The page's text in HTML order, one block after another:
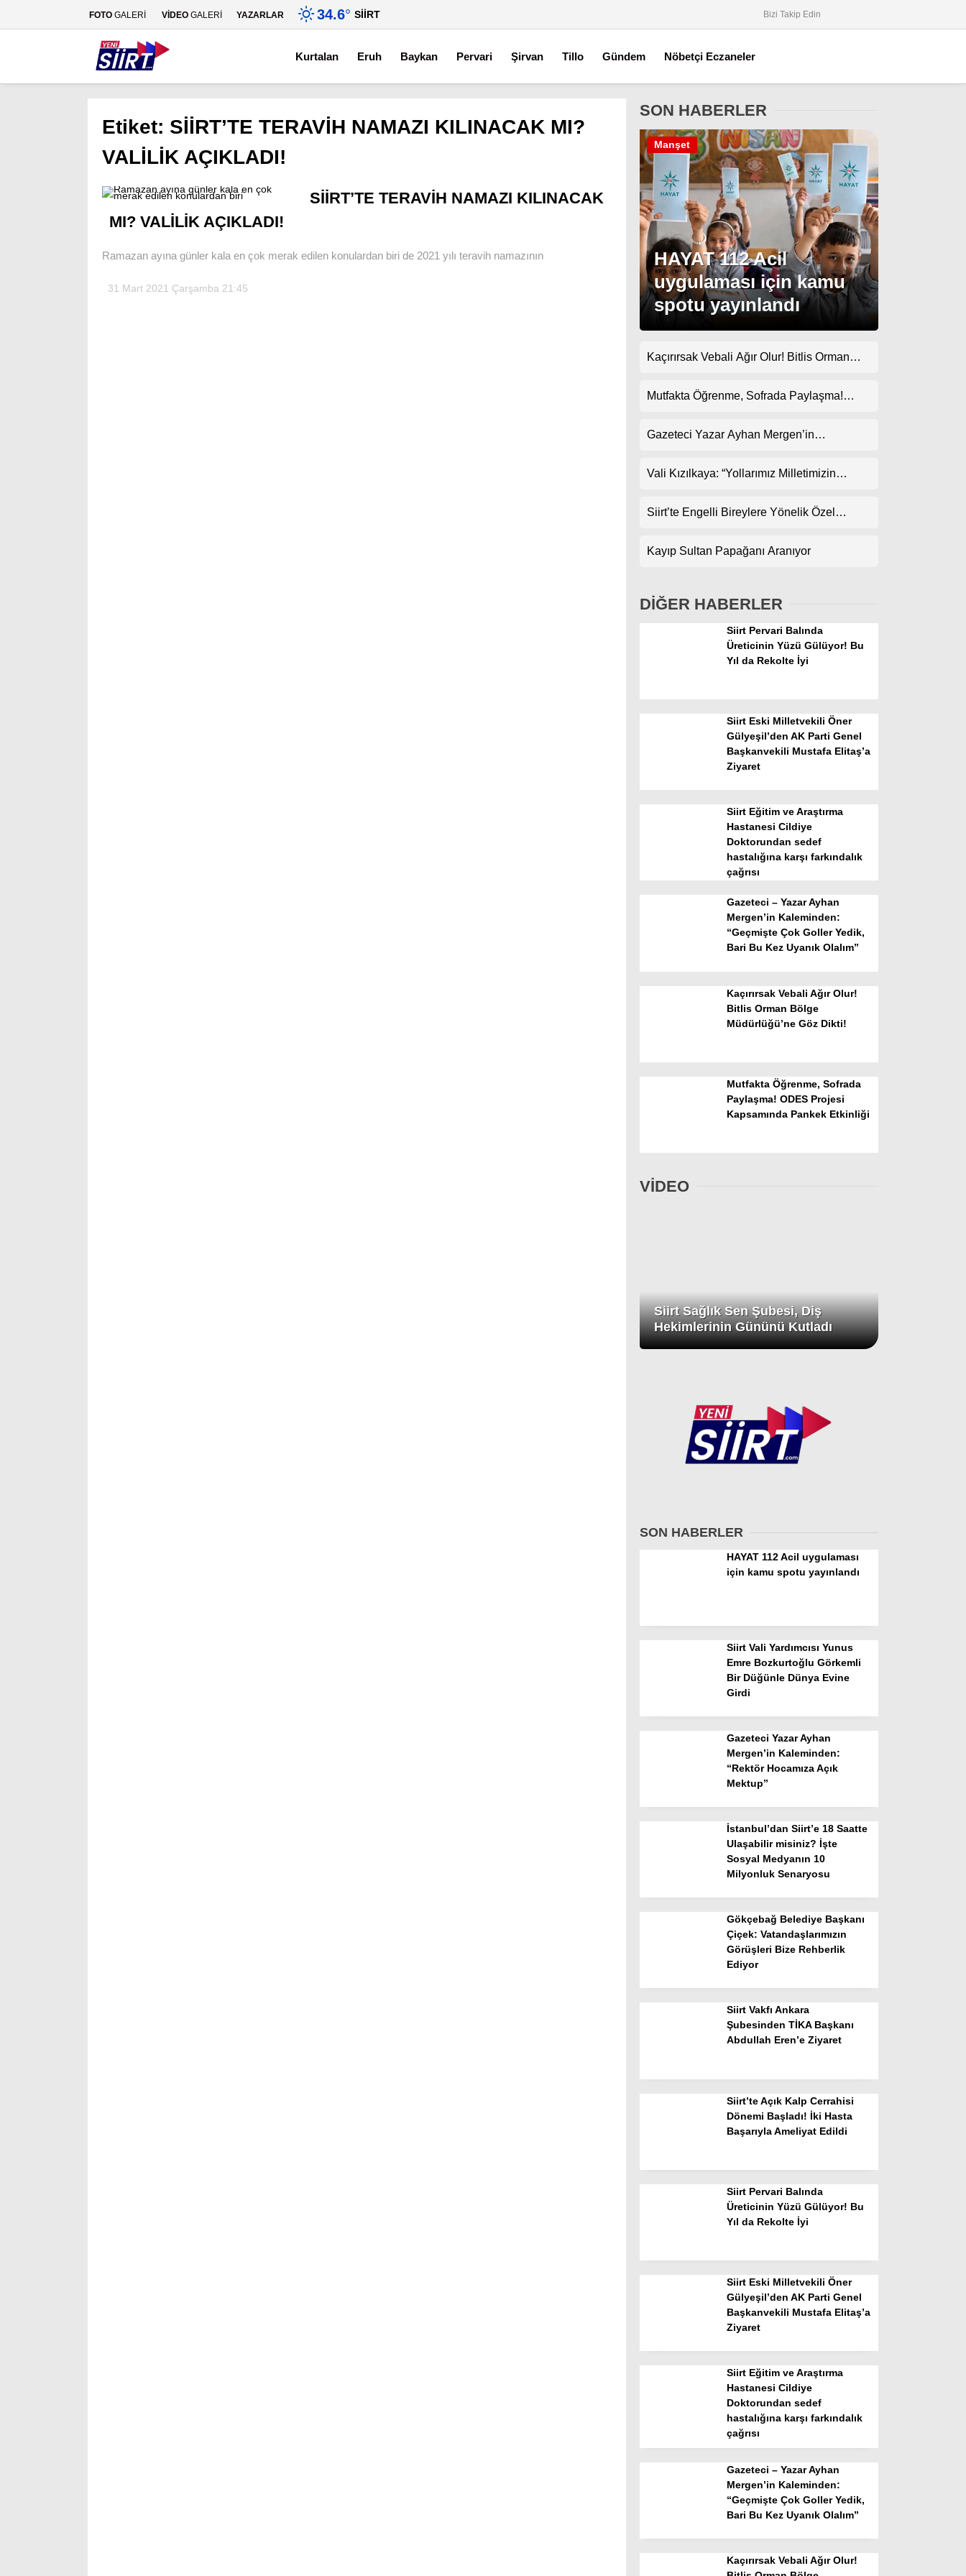
Gündem
Spor
Magazin
FOTO GALERİ VİDEO GALERİ YAZARLAR 34.6° SIIRT Bizi Takip Edin
Kurtalan Eruh Baykan Pervari Şirvan Tillo Gündem Nöbetçi Eczaneler
Etiket: SİİRT’TE TERAVİH NAMAZI KILINACAK MI?
VALİLİK AÇIKLADI!
SİİRT’TE TERAVİH NAMAZI KILINACAK
MI? VALİLİK AÇIKLADI!
Ramazan ayına günler kala en çok merak edilen konulardan biri de 2021 yılı teravih namazının
31 Mart 2021 Çarşamba 21:45
SON HABERLER
HAYAT 112 Acil
uygulaması için kamu
spotu yayınlandı
Manşet
Kaçırırsak Vebali Ağır Olur! Bitlis Orman
Mutfakta Öğrenme, Sofrada Paylaşma!
Etkinliği
Gazeteci Yazar Ayhan Mergen’in
Koyulan Bir Dönem”
Vali Kızılkaya: “Yollarımız Milletimizin
Siirt’te Engelli Bireylere Yönelik Özel
Kayıp Sultan Papağanı Aranıyor
DİĞER HABERLER
Siirt Pervari Balında
Üreticinin Yüzü Gülüyor! Bu
Yıl da Rekolte İyi
Siirt Eski Milletvekili Öner
Gülyeşil’den AK Parti Genel
Başkanvekili Mustafa Elitaş’a
Ziyaret
Siirt Eğitim ve Araştırma
Hastanesi Cildiye
Doktorundan sedef
hastalığına karşı farkındalık
çağrısı
Gazeteci – Yazar Ayhan
Mergen’in Kaleminden:
“Geçmişte Çok Goller Yedik,
Bari Bu Kez Uyanık Olalım”
Kaçırırsak Vebali Ağır Olur!
Bitlis Orman Bölge
Müdürlüğü’ne Göz Dikti!
Mutfakta Öğrenme, Sofrada
Paylaşma! ODES Projesi
Kapsamında Pankek Etkinliği
VİDEO
Siirt Sağlık Sen Şubesi, Diş
Hekimlerinin Gününü Kutladı
SON HABERLER
HAYAT 112 Acil uygulaması
için kamu spotu yayınlandı
Siirt Vali Yardımcısı Yunus
Emre Bozkurtoğlu Görkemli
Bir Düğünle Dünya Evine
Girdi
Gazeteci Yazar Ayhan
Mergen’in Kaleminden:
“Rektör Hocamıza Açık
Mektup”
İstanbul’dan Siirt’e 18 Saatte
Ulaşabilir misiniz? İşte
Sosyal Medyanın 10
Milyonluk Senaryosu
Gökçebağ Belediye Başkanı
Çiçek: Vatandaşlarımızın
Görüşleri Bize Rehberlik
Ediyor
Siirt Vakfı Ankara
Şubesinden TİKA Başkanı
Abdullah Eren’e Ziyaret
Siirt’te Açık Kalp Cerrahisi
Dönemi Başladı! İki Hasta
Başarıyla Ameliyat Edildi
Siirt Pervari Balında
Üreticinin Yüzü Gülüyor! Bu
Yıl da Rekolte İyi
Siirt Eski Milletvekili Öner
Gülyeşil’den AK Parti Genel
Başkanvekili Mustafa Elitaş’a
Ziyaret
Siirt Eğitim ve Araştırma
Hastanesi Cildiye
Doktorundan sedef
hastalığına karşı farkındalık
çağrısı
Gazeteci – Yazar Ayhan
Mergen’in Kaleminden:
“Geçmişte Çok Goller Yedik,
Bari Bu Kez Uyanık Olalım”
Kaçırırsak Vebali Ağır Olur!